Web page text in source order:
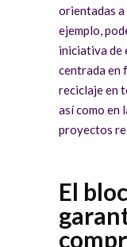
orientadas a
ejemplo,
iniciativa de
centrada en
reciclaje en
así como en
proyectos
El